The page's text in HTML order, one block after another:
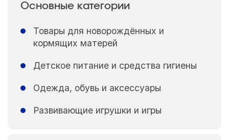
Основные категории
Товары для новорождённых и
кормящих матерей
Детское питание и средства гигиены
Одежда, обувь и аксессуары
Развивающие игрушки и игры